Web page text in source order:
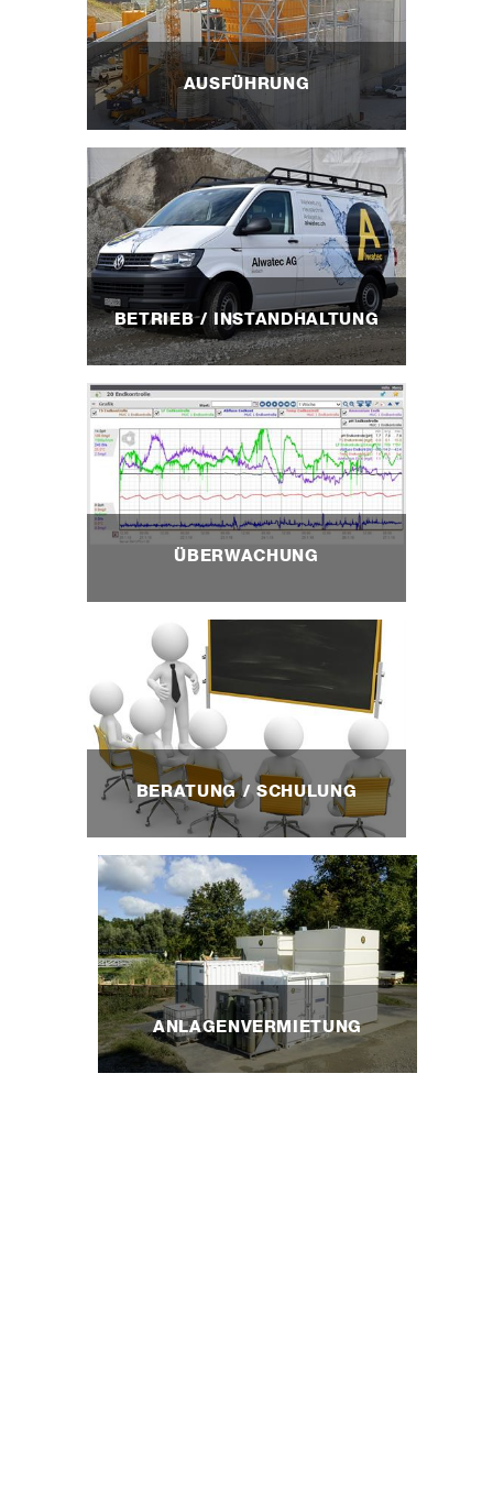
AUSFÜHRUNG
BETRIEB / INSTANDHALTUNG
ÜBERWACHUNG
BERATUNG / SCHULUNG
ANLAGENVERMIETUNG